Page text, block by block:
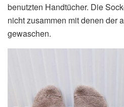
benutzten Handtücher. Die
nicht zusammen mit denen der
gewaschen.